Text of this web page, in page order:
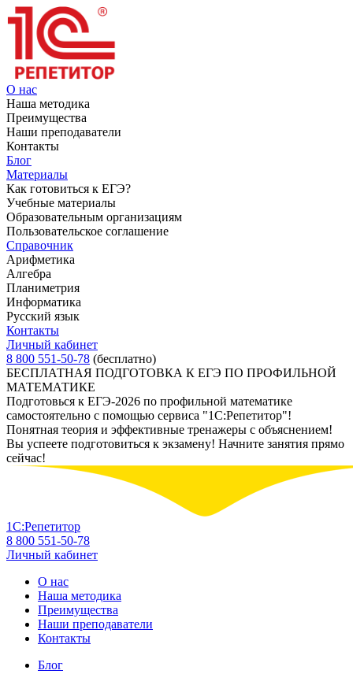
О нас
Наша методика
Преимущества
Наши преподаватели
Контакты
Блог
Материалы
Как готовиться к ЕГЭ?
Учебные материалы
Образовательным организациям
Пользовательское соглашение
Справочник
Арифметика
Алгебра
Планиметрия
Информатика
Русский язык
Контакты
Личный кабинет
8 800 551-50-78 (бесплатно)
БЕСПЛАТНАЯ ПОДГОТОВКА К ЕГЭ ПО ПРОФИЛЬНОЙ
МАТЕМАТИКЕ
Подготовься к ЕГЭ-2026 по профильной математике
самостоятельно с помощью сервиса "1С:Репетитор"!
Понятная теория и эффективные тренажеры с объяснением!
Вы успеете подготовиться к экзамену! Начните занятия прямо
сейчас!
1С:Репетитор
8 800 551-50-78
Личный кабинет
О нас
Наша методика
Преимущества
Наши преподаватели
Контакты
Блог